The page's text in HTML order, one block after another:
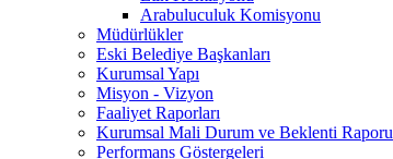
Arabuluculuk Komisyonu
Müdürlükler
Eski Belediye Başkanları
Kurumsal Yapı
Misyon - Vizyon
Faaliyet Raporları
Kurumsal Mali Durum ve Beklenti Raporu
Performans Göstergeleri